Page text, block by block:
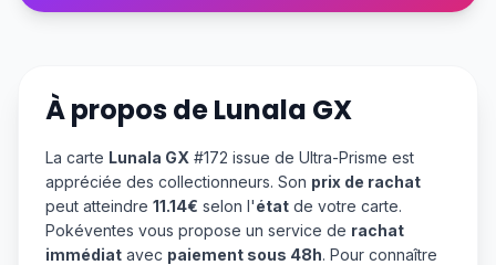
À propos deLunala GX
La carte Lunala GX #172 issue de Ultra-Prisme est
appréciée des collectionneurs. Son prix de rachat
peut atteindre 11.14€ selon l'état de votre carte.
Pokéventes vous propose un service de rachat
immédiat avec paiement sous 48h. Pour connaître